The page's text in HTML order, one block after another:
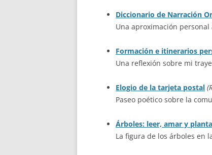
Diccionario de Narración
Una aproximación
Formación e itinerarios
Una reflexión sobre mi
Elogio de la tarjeta postal
Paseo poético sobre la
Árboles: leer, amar y
La figura de los árboles en